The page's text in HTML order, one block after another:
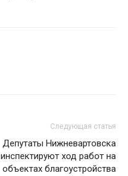
Следующая статья
Депутаты Нижневартовска
инспектируют ход работ на
объектах благоустройства